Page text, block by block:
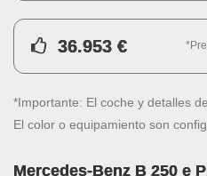
36.953 €
*Importante: El coche y detalles
El color o equipamiento son
Mercedes-Benz B 250 e